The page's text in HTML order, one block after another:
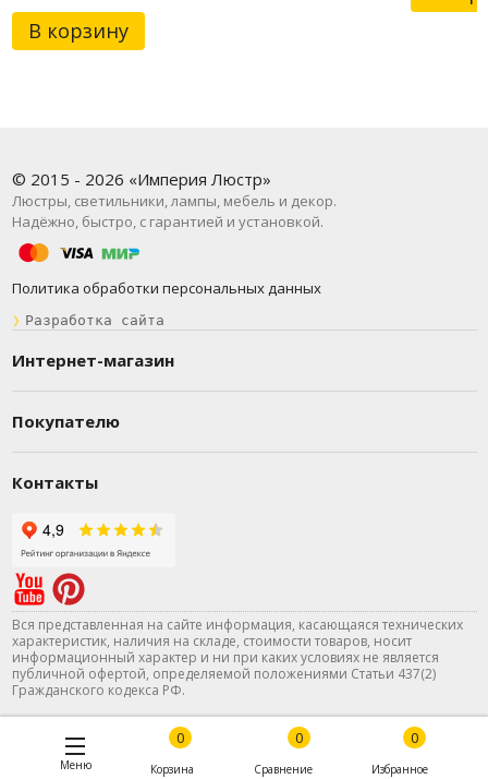
В корзину
© 2015 - 2026 «Империя Люстр»
Люстры, светильники, лампы, мебель и декор.
Надёжно, быстро, с гарантией и установкой.
Политика обработки персональных данных
❯ Разработка сайта
Интернет-магазин
Покупателю
Контакты
Вся представленная на сайте информация, касающаяся технических
характеристик, наличия на складе, стоимости товаров, носит
информационный характер и ни при каких условиях не является
публичной офертой, определяемой положениями Статьи 437(2)
Гражданского кодекса РФ.
Меню
0
Корзина
0
Сравнение
0
Избранное